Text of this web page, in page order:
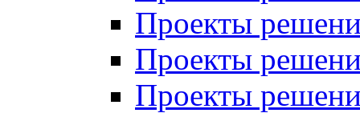
Проекты
Проекты
Проекты